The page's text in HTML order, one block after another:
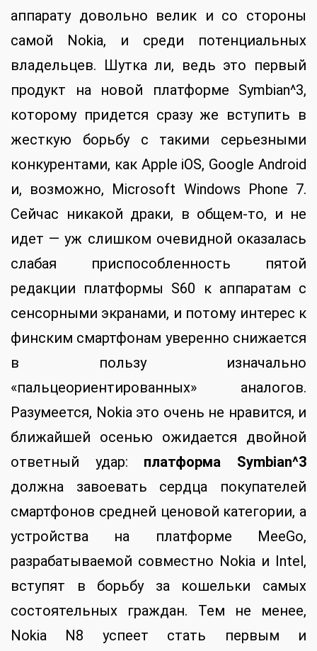
аппарату довольно велик и со стороны
самой Nokia, и среди потенциальных
владельцев. Шутка ли, ведь это первый
продукт на новой платформе Symbian^3,
которому придется сразу же вступить в
жесткую борьбу с такими серьезными
конкурентами, как Apple iOS, Google Android
и, возможно, Microsoft Windows Phone 7.
Сейчас никакой драки, в общем-то, и не
идет — уж слишком очевидной оказалась
слабая приспособленность пятой
редакции платформы S60 к аппаратам с
сенсорными экранами, и потому интерес к
финским смартфонам уверенно снижается
в пользу изначально
«пальцеориентированных» аналогов.
Разумеется, Nokia это очень не нравится, и
ближайшей осенью ожидается двойной
ответный удар: платформа Symbian^3
должна завоевать сердца покупателей
смартфонов средней ценовой категории, а
устройства на платформе MeeGo,
разрабатываемой совместно Nokia и Intel,
вступят в борьбу за кошельки самых
состоятельных граждан. Тем не менее,
Nokia N8 успеет стать первым и